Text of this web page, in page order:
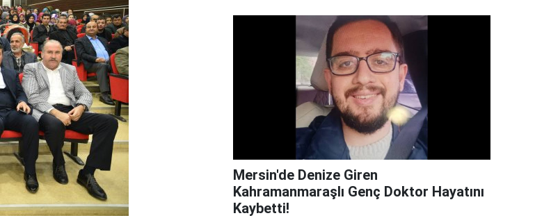
Mersin'de Denize Giren
Kahramanmaraşlı Genç Doktor Hayatını
Kaybetti!